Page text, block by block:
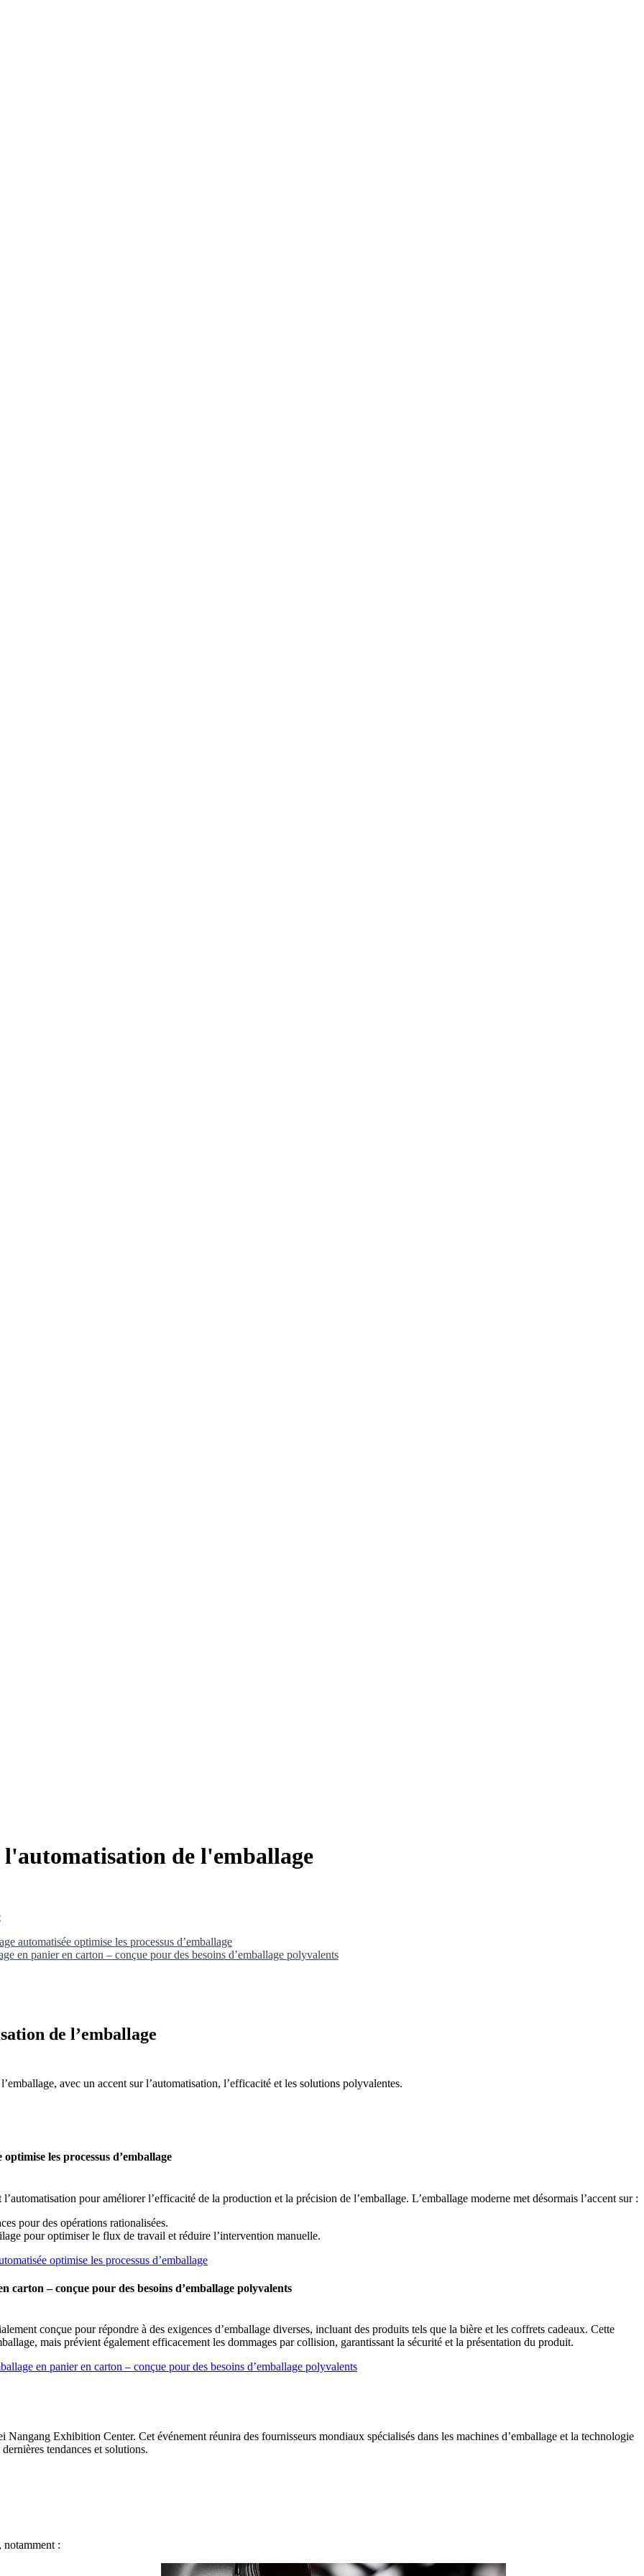
de l'emballage
automatisée optimise les processus d’emballage
en panier en carton – conçue pour des besoins d’emballage polyvalents
de l’emballage
avec un accent sur l’automatisation, l’efficacité et les solutions polyvalentes.
les processus d’emballage
pour améliorer l’efficacité de la production et la précision de l’emballage. L’emballage moderne met désormais l’accent sur :
pour des opérations rationalisées.
pour optimiser le flux de travail et réduire l’intervention manuelle.
optimise les processus d’emballage
carton – conçue pour des besoins d’emballage polyvalents
conçue pour répondre à des exigences d’emballage diverses, incluant des produits tels que la bière et les coffrets cadeaux. Cette
mais prévient également efficacement les dommages par collision, garantissant la sécurité et la présentation du produit.
en panier en carton – conçue pour des besoins d’emballage polyvalents
Exhibition Center. Cet événement réunira des fournisseurs mondiaux spécialisés dans les machines d’emballage et la technologie
tendances et solutions.
notamment :